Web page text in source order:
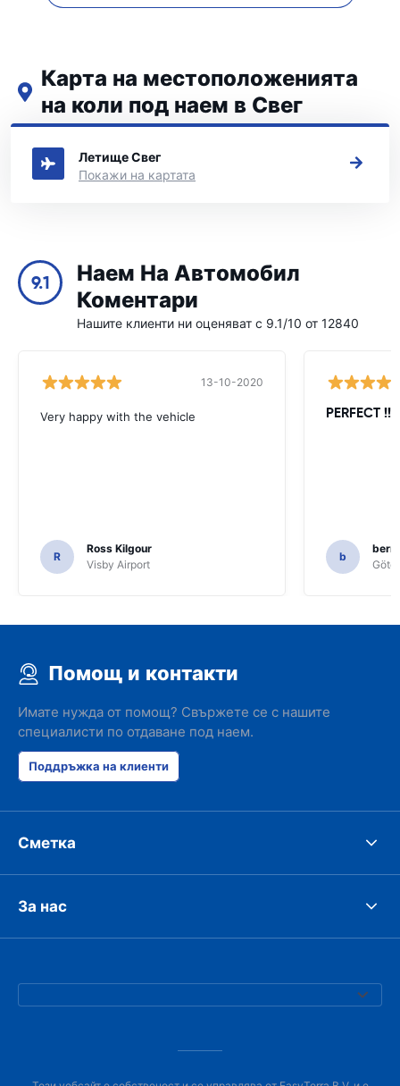
Карта на местоположенията
на коли под наем в Свег
Вижте нашите основни места за коли под наем в Свег
Летище Свег
Покажи на картата
9.1
Наем На Автомобил
Коментари
Нашите клиенти ни оценяват с 9.1/10 от 12840
13-10-2020
Very happy with the vehicle
R
Ross Kilgour
Visby Airport
PERFECT
b
Помощ и контакти
Имате нужда от помощ? Свържете се с нашите
специалисти по отдаване под наем.
Поддръжка на клиенти
Сметка
За нас